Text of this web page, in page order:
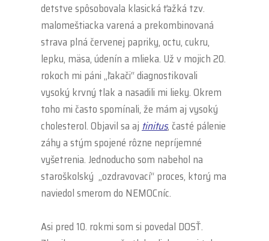
detstve spôsobovala klasická ťažká tzv.
malomeštiacka varená a prekombinovaná
strava plná červenej papriky, octu, cukru,
lepku, mäsa, údenín a mlieka. Už v mojich 20.
rokoch mi páni „ľakači“ diagnostikovali
vysoký krvný tlak a nasadili mi lieky. Okrem
toho mi často spomínali, že mám aj vysoký
cholesterol. Objavil sa aj tinitus, časté pálenie
záhy a stým spojené rôzne nepríjemné
vyšetrenia. Jednoducho som nabehol na
staroškolský „ozdravovací“ proces, ktorý ma
naviedol smerom do NEMOCníc.
Asi pred 10. rokmi som si povedal DOSŤ.